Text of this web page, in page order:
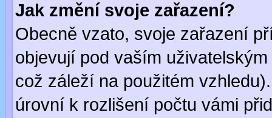
Jak změní svoje zařazení?
Obecně vzato, svoje zařazení
objevují pod vaším
což záleží na použitém
úrovní k rozlišení počtu vámi